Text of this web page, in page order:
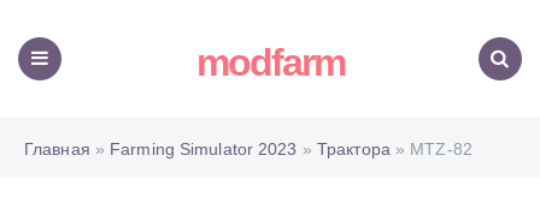
modfarm
Главная » Farming Simulator 2023 » Трактора » MTZ-82